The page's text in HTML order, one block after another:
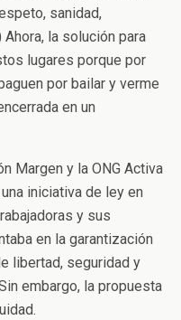
sanidad,
la solución para
lugares porque por
por bailar y verme
en un
Margen y la ONG Activa
iniciativa de ley en
y sus
en la garantización
libertad, seguridad y
embargo, la propuesta